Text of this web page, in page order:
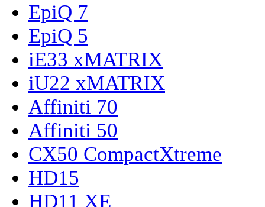
EpiQ 7
EpiQ 5
iE33 xMATRIX
iU22 xMATRIX
Affiniti 70
Affiniti 50
CX50 CompactXtreme
HD15
HD11 XE